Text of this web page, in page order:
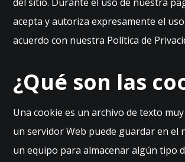
acepta y autoriza expresamente el
acuerdo con nuestra Política de
¿Qué son las
Una cookie es un archivo de texto
un servidor Web puede guardar en el
un equipo para almacenar algún tipo